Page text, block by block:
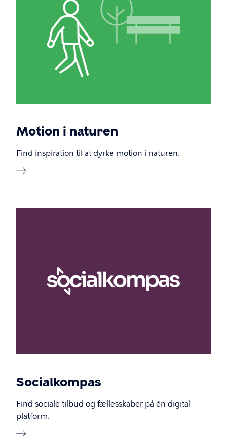
Motion i naturen
Find inspiration til at dyrke motion i naturen.
Socialkompas
Find sociale tilbud og fællesskaber på én digital
platform.